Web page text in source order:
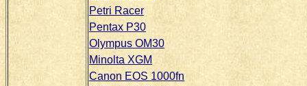
Petri Racer
Pentax P30
Olympus OM30
Minolta XGM
Canon EOS 1000fn